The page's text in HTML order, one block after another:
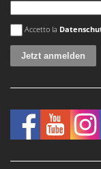
Es ist ein Fehler
Accetto la